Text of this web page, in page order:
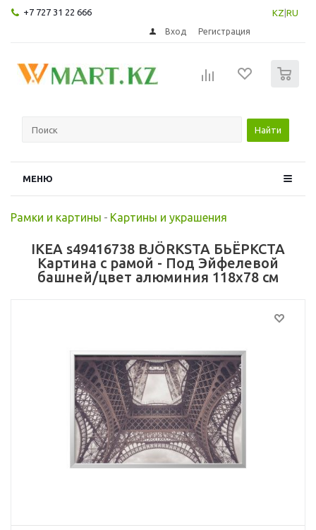
+7 727 31 22 666 KZ RU
Вход Регистрация
Найти
МЕНЮ
Рамки и картины - Картины и украшения
IKEA s49416738 BJÖRKSTA БЬЁРКСТА
Картина с рамой - Под Эйфелевой
башней/цвет алюминия 118x78 см